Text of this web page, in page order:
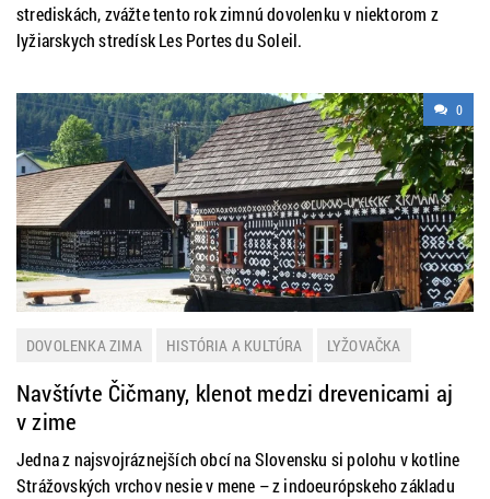
strediskách, zvážte tento rok zimnú dovolenku v niektorom z
lyžiarskych stredísk Les Portes du Soleil.
0
DOVOLENKA ZIMA HISTÓRIA A KULTÚRA
LYŽOVAČKA
SLOVENSKO
Navštívte Čičmany, klenot medzi drevenicami aj
v zime
Jedna z najsvojráznejších obcí na Slovensku si polohu v kotline
Strážovských vrchov nesie v mene – z indoeurópskeho základu